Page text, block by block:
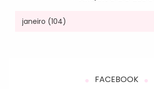
FACEBOOK